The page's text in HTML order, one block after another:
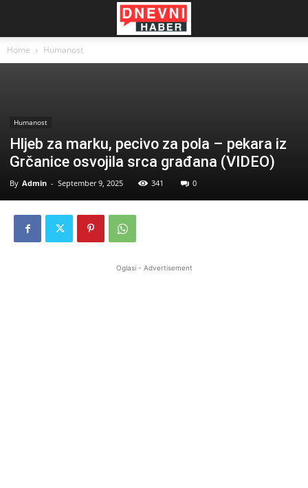
Home Humanost
Humanost
Hljeb za marku, pecivo za pola – pekara iz
Grčanice osvojila srca građana (VIDEO)
By Admin - September 9, 2025 341 0
Oglasi - Advertisement